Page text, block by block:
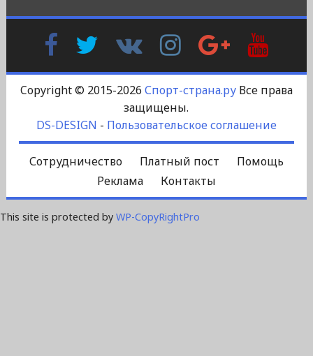
FacebookTwitter
Контакте
InstagramGoogle
Plus
Copyright © 2015-2026 Спорт-страна.руВсе права
защищены.
DS-DESIGN - Пользовательское соглашение
Сотрудничество Платный пост
Помощь
Реклама
Контакты
This site is protected by WP-CopyRightPro